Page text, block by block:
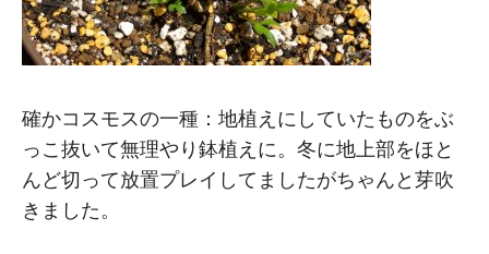
確かコスモスの一種：地植えにしていたものをぶ
っこ抜いて無理やり鉢植えに。冬に地上部をほと
んど切って放置プレイしてましたがちゃんと芽吹
きました。